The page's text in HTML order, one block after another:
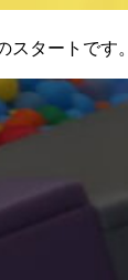
スタートです。